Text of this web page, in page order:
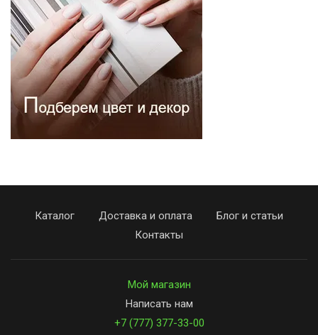
Каталог Доставка и оплата
Блог и статьи
Контакты
Мой магазин
Написать нам
+7 (777) 377-33-00